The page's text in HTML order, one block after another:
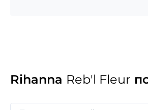
Rihanna Reb'l Fleur